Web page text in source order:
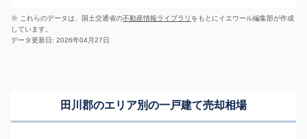
※ これらのデータは、国土交通省の不動産情報ライブラリ をもとにイエウール編集部が作成
しています。
データ更新日: 2026年04月27日
田川郡のエリア別の一戸建て売却相場